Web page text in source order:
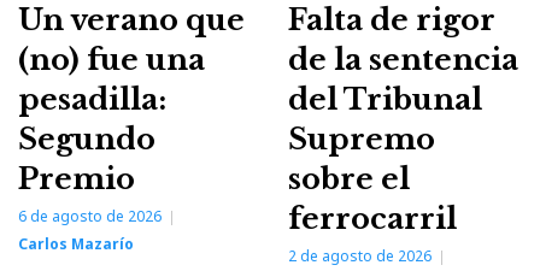
Un verano que
(no) fue una
pesadilla:
Segundo
Premio
6 de agosto de 2026
Carlos Mazarío
Falta de rigor
de la sentencia
del Tribunal
Supremo
sobre el
ferrocarril
2 de agosto de 2026